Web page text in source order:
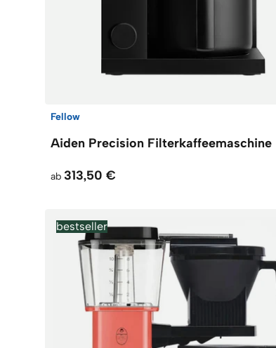
Fellow
Aiden Precision Filterkaffeemaschine
ab 313,50 €
bestseller